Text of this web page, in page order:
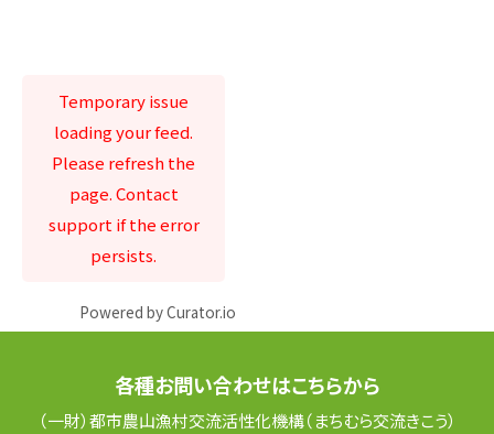
Temporary issue
loading your feed.
Please refresh the
page. Contact
support if the error
persists.
Powered by Curator.io
各種お問い合わせはこちらから
（一財）都市農山漁村交流活性化機構（まちむら交流きこう）